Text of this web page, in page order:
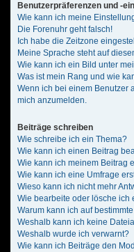
Benutzerpräferenzen und -
Wie kann ich meine
Die Forenuhr geht falsch!
Ich habe die Zeitzone
Meine Sprache steht auf
Wie kann ich ein Bild unter
Was ist mein Rang und wie
Wenn ich bei einem Benutzer
mich anzumelden.
Beiträge schreiben
Wie schreibe ich ein Thema?
Wie kann ich einen Beitrag
Wie kann ich meinem Beitrag
Wie kann ich eine Umfrage
Wieso kann ich nicht mehr
Wie bearbeite oder lösche ich
Warum kann ich auf
Weshalb kann ich keine
Weshalb wurde ich verwarnt?
Wie kann ich Beiträge den